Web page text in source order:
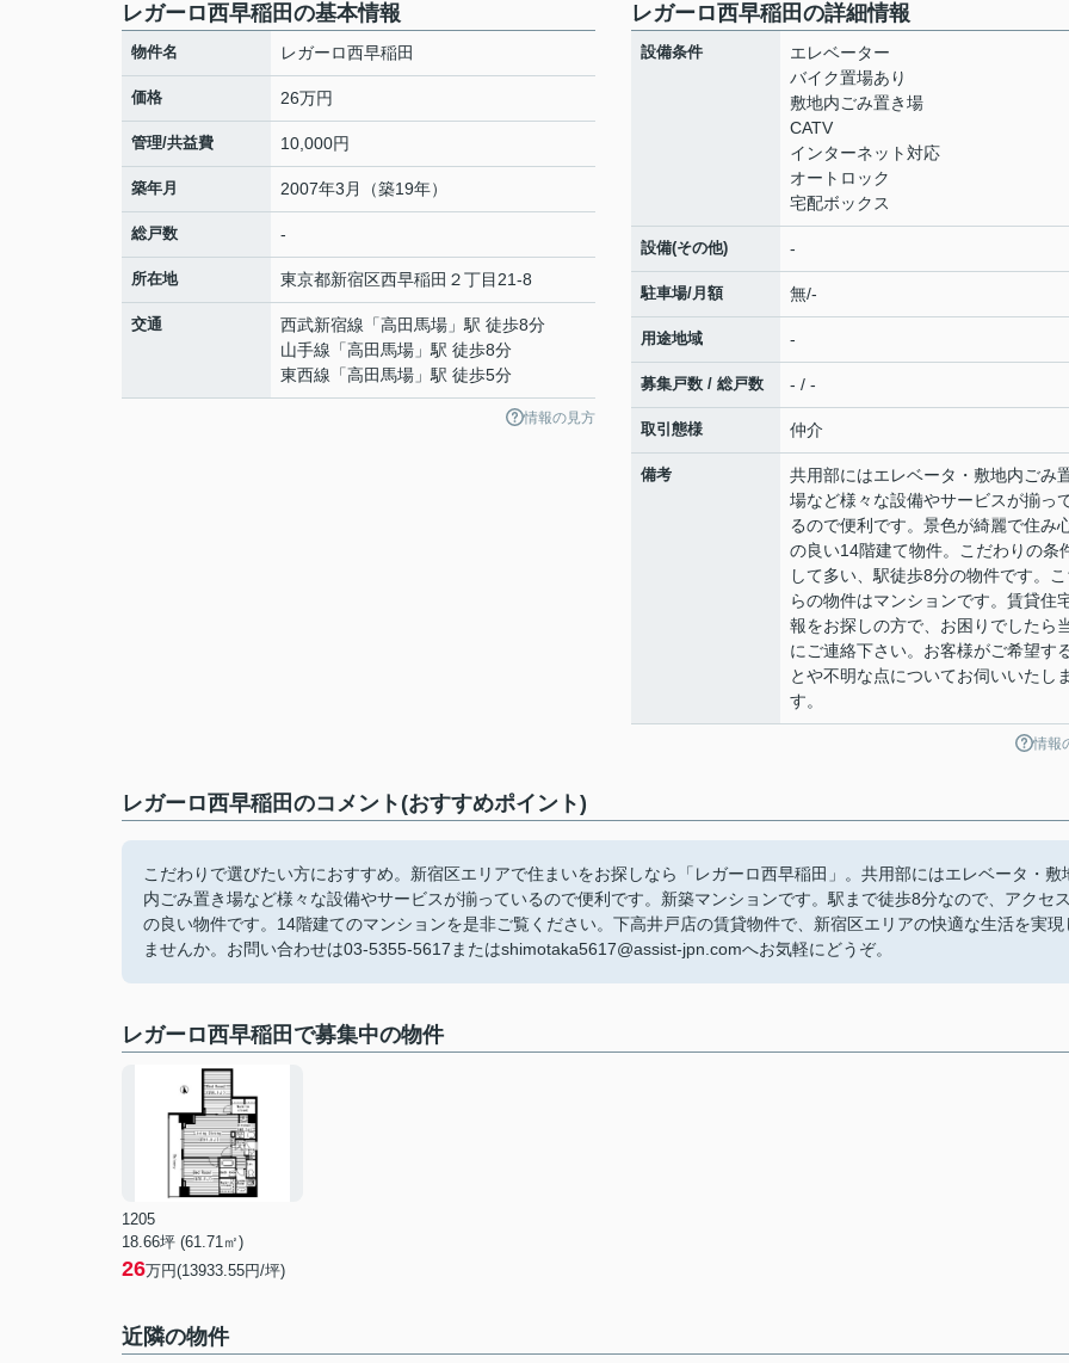
レガーロ西早稲田の基本情報
物件名 レガーロ西早稲田
価格 26万円
管理/共益費 10,000円
築年月 2007年3月（築19年）
総戸数 -
所在地 東京都新宿区西早稲田 ２丁目21-8
交通 西武新宿線 「高田馬場 」駅 徒歩8分
山手線 「高田馬場 」駅 徒歩8分
東西線 「高田馬場 」駅 徒歩5分
情報の見方
レガーロ西早稲田の詳細情報
設備条件
エレベーター
バイク置場あり
敷地内ごみ置き場
CATV
インターネット対応
オートロック
宅配ボックス
設備(その他) -
駐車場/月額 無/-
用途地域 -
募集戸数 / 総戸数 - / -
取引態様 仲介
備考
共用部にはエレベータ・敷地内ごみ
場など様々な設備やサービスが揃っ
るので便利です。景色が綺麗で住み
の良い14階建て物件。こだわりの条
して多い、駅徒歩8分の物件です。こ
らの物件はマンションです。賃貸住
報をお探しの方で、お困りでしたら
にご連絡下さい。お客様がご希望す
とや不明な点についてお伺いいたしま
す。
情報
レガーロ西早稲田のコメント(おすすめポイント)
こだわりで選びたい方におすすめ。新宿区エリアで住まいをお探しなら「レガーロ西早稲田」。共用部にはエレベータ・敷
内ごみ置き場など様々な設備やサービスが揃っているので便利です。新築マンションです。駅まで徒歩8分なので、アクセス
の良い物件です。14階建てのマンションを是非ご覧ください。下高井戸店の賃貸物件で、新宿区エリアの快適な生活を実現
ませんか。お問い合わせは03-5355-5617またはshimotaka5617@assist-jpn.comへお気軽にどうぞ。
レガーロ西早稲田で募集中の物件
1205
18.66坪 (61.71㎡)
26万円(13933.55円/坪)
近隣の物件